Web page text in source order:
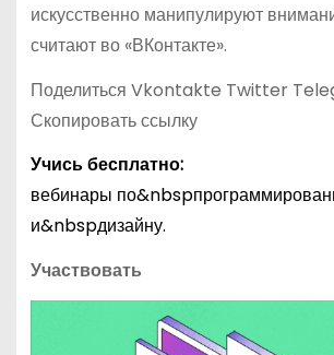
искусственно манипулируют
считают во «ВКонтакте».
Поделиться Vkontakte Twitter
Скопировать ссылку
Учись бесплатно:
вебинары
и&nbspдизайну.
Участвовать